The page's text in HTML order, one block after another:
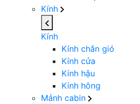
Kính
Kính
Kính chắn gió
Kính cửa
Kính hậu
Kính hông
Mảnh cabin